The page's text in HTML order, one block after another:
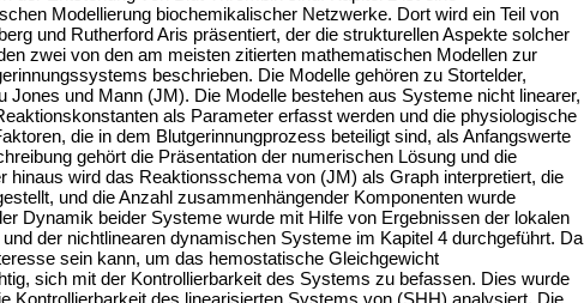
Modellierung biochemikalischer Netzwerke. Dort wird ein Teil von
und Rutherford Aris präsentiert, der die strukturellen Aspekte solcher
zwei von den am meisten zitierten mathematischen Modellen zur
beschrieben. Die Modelle gehören zu Stortelder,
Jones und Mann (JM). Die Modelle bestehen aus Systeme nicht linearer,
als Parameter erfasst werden und die physiologische
die in dem Blutgerinnungprozess beteiligt sind, als Anfangswerte
gehört die Präsentation der numerischen Lösung und die
hinaus wird das Reaktionsschema von (JM) als Graph interpretiert, die
und die Anzahl zusammenhängender Komponenten wurde
Dynamik beider Systeme wurde mit Hilfe von Ergebnissen der lokalen
der nichtlinearen dynamischen Systeme im Kapitel 4 durchgeführt. Da
sein kann, um das hemostatische Gleichgewicht
sich mit der Kontrollierbarkeit des Systems zu befassen. Dies wurde
Kontrollierbarkeit des linearisierten Systems von (SHH) analysiert. Die